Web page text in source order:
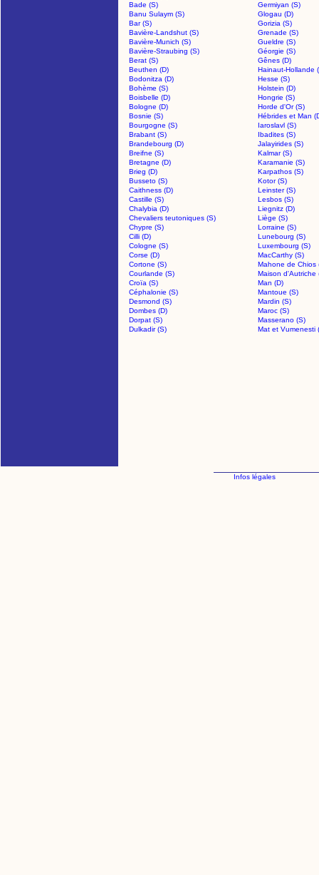
Bade (S)
Germiyan (S)
Banu Sulaym (S)
Glogau (D)
Bar (S)
Gorizia (S)
Bavière-Landshut (S)
Grenade (S)
Bavière-Munich (S)
Gueldre (S)
Bavière-Straubing (S)
Géorgie (S)
Berat (S)
Gênes (D)
Beuthen (D)
Hainaut-Hollande
Bodonitza (D)
Hesse (S)
Bohème (S)
Holstein (D)
Boisbelle (D)
Hongrie (S)
Bologne (D)
Horde d'Or (S)
Bosnie (S)
Hébrides et Man
Bourgogne (S)
Iaroslavl (S)
Brabant (S)
Ibadites (S)
Brandebourg (D)
Jalayirides (S)
Breifne (S)
Kalmar (S)
Bretagne (D)
Karamanie (S)
Brieg (D)
Karpathos (S)
Busseto (S)
Kotor (S)
Caithness (D)
Leinster (S)
Castille (S)
Lesbos (S)
Chalybia (D)
Liegnitz (D)
Chevaliers teutoniques (S)
Liège (S)
Chypre (S)
Lorraine (S)
Cilli (D)
Lunebourg (S)
Cologne (S)
Luxembourg (S)
Corse (D)
MacCarthy (S)
Cortone (S)
Mahone de Chios
Courlande (S)
Maison d'Autriche
Croïa (S)
Man (D)
Céphalonie (S)
Mantoue (S)
Desmond (S)
Mardin (S)
Dombes (D)
Maroc (S)
Dorpat (S)
Masserano (S)
Dulkadir (S)
Mat et Vumenesti
Infos légales